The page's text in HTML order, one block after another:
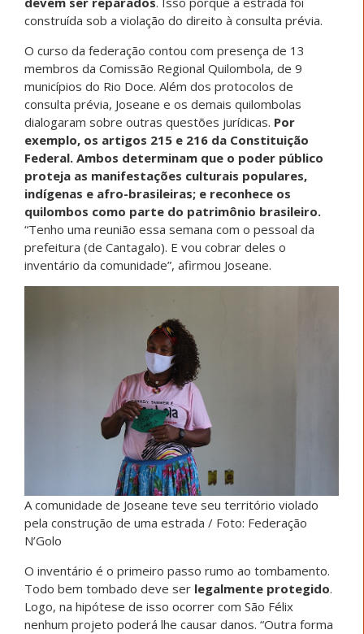
construída sob a violação do direito à consulta prévia.
O curso da federação contou com presença de 13
membros da Comissão Regional Quilombola, de 9
municípios do Rio Doce. Além dos protocolos de
consulta prévia, Joseane e os demais quilombolas
dialogaram sobre outras questões jurídicas. Por
exemplo, os artigos 215 e 216 da Constituição
Federal. Ambos determinam que o poder público
proteja as manifestações culturais populares,
indígenas e afro-brasileiras; e reconhece os
quilombos como parte do patrimônio brasileiro.
“Tenho uma reunião essa semana com o pessoal da
prefeitura (de Cantagalo). E vou cobrar deles o
inventário da comunidade”, afirmou Joseane.
A comunidade de Joseane teve seu território violado
pela construção de uma estrada / Foto: Federação
N’Golo
O inventário é o primeiro passo rumo ao tombamento.
Todo bem tombado deve ser legalmente protegido.
Logo, na hipótese de isso ocorrer com São Félix
nenhum projeto poderá lhe causar danos. “Outra forma